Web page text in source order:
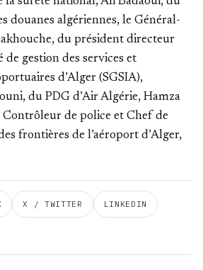
douanes algériennes, le Général-
du président directeur
de gestion des services et
d’Alger (SGSIA),
du PDG d’Air Algérie, Hamza
de police et Chef de
frontières de l’aéroport d’Alger,
X / TWITTER LINKEDIN